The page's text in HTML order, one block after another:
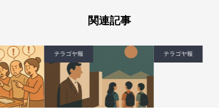
関連記事
テラゴヤ報 テラゴヤ報